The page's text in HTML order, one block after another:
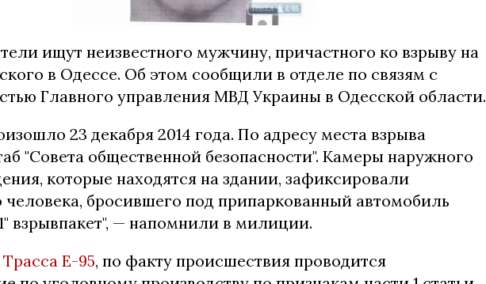
ищут неизвестного мужчину, причастного ко взрыву на
в Одессе. Об этом сообщили в отделе по связям с
Главного управления МВД Украины в Одесской области.
23 декабря 2014 года. По адресу места взрыва
"Совета общественной безопасности". Камеры наружного
которые находятся на здании, зафиксировали
человека, бросившего под припаркованный автомобиль
взрывпакет", — напомнили в милиции.
Трасса Е-95, по факту происшествия проводится